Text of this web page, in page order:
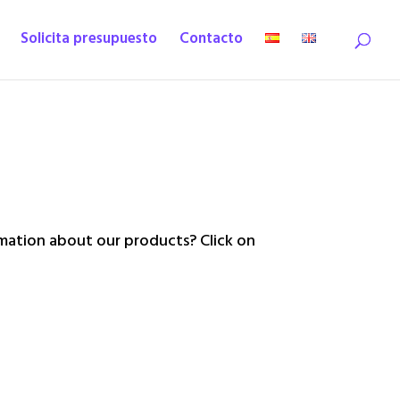
Solicita presupuesto Contacto
about our products? Click on